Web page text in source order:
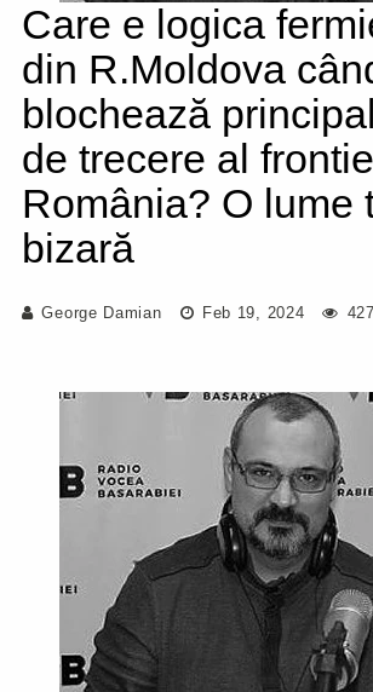
Care e logica
din R.Moldova
blochează
de trecere al
România? O lume
bizară
George Damian Feb 19, 2024